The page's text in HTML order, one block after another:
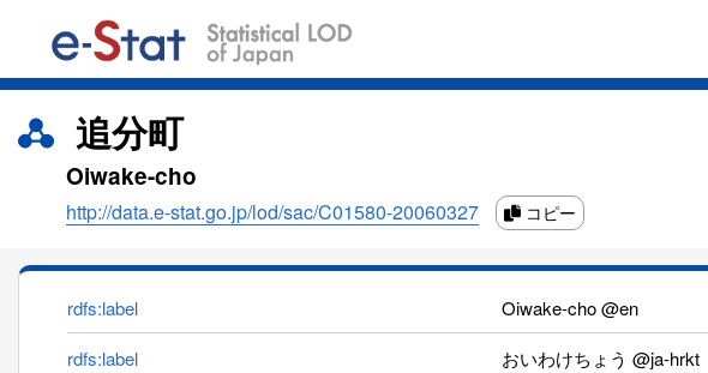
追分町
Oiwake-cho
http://data.e-stat.go.jp/lod/sac/C01580-20060327 コピー
rdfs:label
Oiwake-cho @en
rdfs:label
おいわけちょう @ja-hrkt